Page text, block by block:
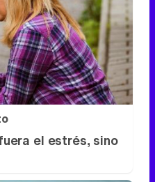
el estrés, sino